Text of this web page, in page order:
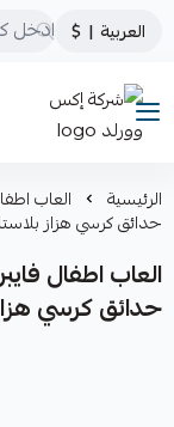
العربية |
$
شركة إكس
الرئيسية العاب
حدائق كرسي هزاز
العاب اطفال
حدائق كرسي